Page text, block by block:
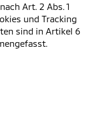
Art. 2 Abs. 1
und Tracking
sind in Artikel 6